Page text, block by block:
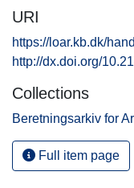
URI
https://loar.kb.dk/
http://dx.doi.org/
Collections
Beretningsarkiv for
Full item page